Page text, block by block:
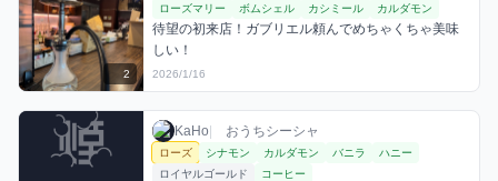
2
ローズマリー ボムシェル カシミール カルダモン
待望の初来店！ガブリエル頼んでめちゃくちゃ美味
しい！
2026/1/16
KaHoのローズミックスを見るKaHo / おうちシーシャ / 2026年1月15日
KaHo| おうちシーシャ
利用フレーバー
ローズ シナモン カルダモン バニラ
ハニー
ロイヤルゴールド
コーヒー
コメント